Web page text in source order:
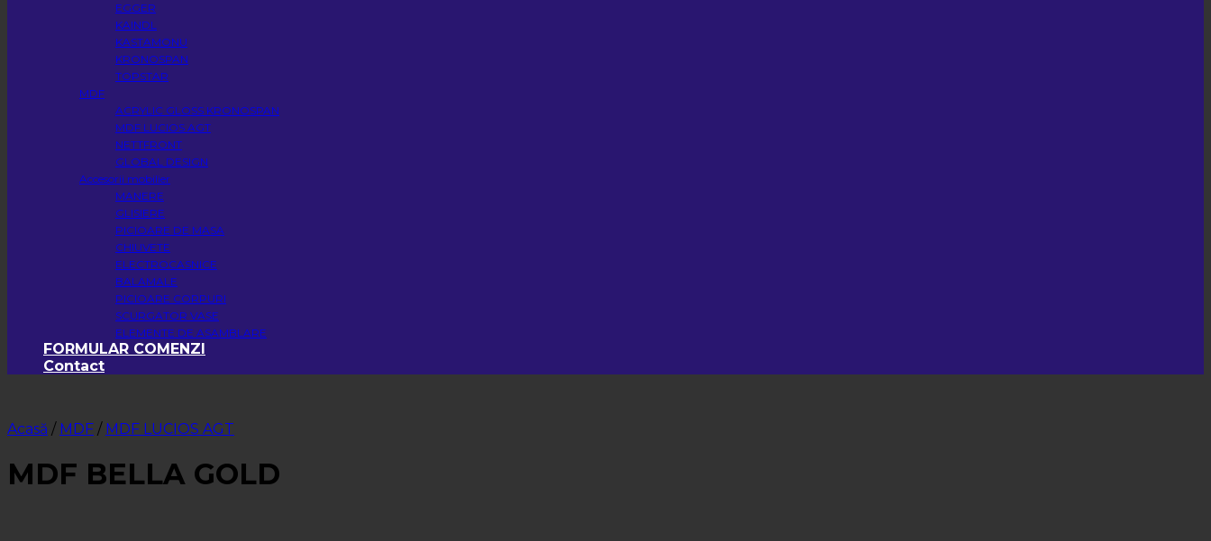
EGGER
KAINDL
KASTAMONU
KRONOSPAN
TOPSTAR
MDF
ACRYLIC GLOSS KRONOSPAN
MDF LUCIOS AGT
NETTFRONT
GLOBAL DESIGN
Accesorii mobilier
MANERE
GLISIERE
PICIOARE DE MASA
CHIUVETE
ELECTROCASNICE
BALAMALE
PICIOARE CORPURI
SCURGATOR VASE
ELEMENTE DE ASAMBLARE
FORMULAR COMENZI
Contact
Acasă / MDF / MDF LUCIOS AGT
MDF BELLA GOLD